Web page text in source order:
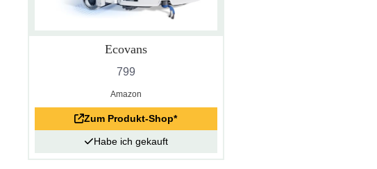
Ecovans
799
Amazon
Zum Produkt-Shop*
Habe ich gekauft